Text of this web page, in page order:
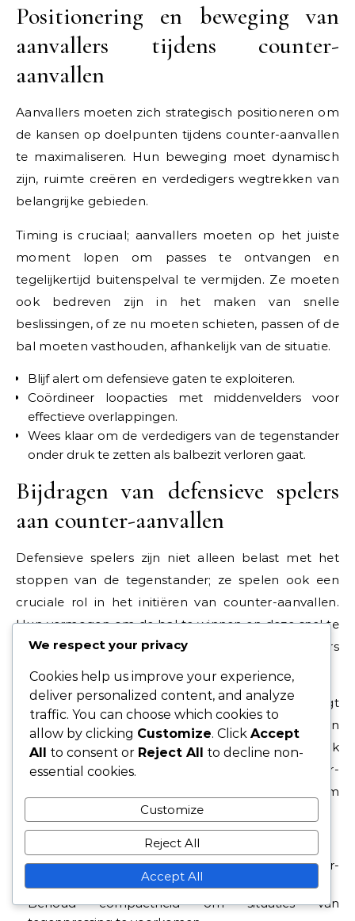
Positionering en beweging van
aanvallers tijdens counter-
aanvallen
Aanvallers moeten zich strategisch positioneren om
de kansen op doelpunten tijdens counter-aanvallen
te maximaliseren. Hun beweging moet dynamisch
zijn, ruimte creëren en verdedigers wegtrekken van
belangrijke gebieden.
Timing is cruciaal; aanvallers moeten op het juiste
moment lopen om passes te ontvangen en
tegelijkertijd buitenspelval te vermijden. Ze moeten
ook bedreven zijn in het maken van snelle
beslissingen, of ze nu moeten schieten, passen of de
bal moeten vasthouden, afhankelijk van de situatie.
Blijf alert om defensieve gaten te exploiteren.
Coördineer loopacties met middenvelders voor
effectieve overlappingen.
Wees klaar om de verdedigers van de tegenstander
onder druk te zetten als balbezit verloren gaat.
Bijdragen van defensieve spelers
aan counter-aanvallen
Defensieve spelers zijn niet alleen belast met het
stoppen van de tegenstander; ze spelen ook een
cruciale rol in het initiëren van counter-aanvallen.
Hun vermogen om de bal te winnen en deze snel te
verdelen naar middenvelders of vleugelverdedigers
kan de basis leggen voor snelle aanvallende acties.
Effectieve communicatie tussen verdedigers zorgt
ervoor dat ze druktriggers kunnen anticiperen en
snel kunnen herstellen na balverlies. Ze moeten ook
bewust zijn van hun positionering om counter-
aanvallen te ondersteunen terwijl ze waakzaam
blijven tegen tegenpressing van de tegenstander.
Win duels om snel balbezit te herwinnen.
Maak nauwkeurige lange passes om counter-
aanvallen te initiëren.
Behoud compactheid om situaties van
We respect your privacy
Cookies help us improve your experience,
deliver personalized content, and analyze
traffic. You can choose which cookies to
allow by clicking Customize. Click Accept
All to consent or Reject All to decline non-
essential cookies.
Customize
Reject All
Accept All